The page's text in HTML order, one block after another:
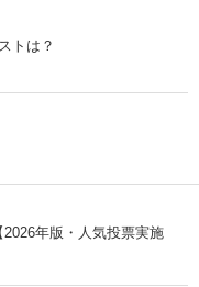
トは？
年版・人気投票実施